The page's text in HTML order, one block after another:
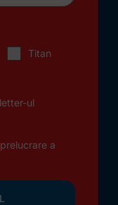
Titan
ul
a